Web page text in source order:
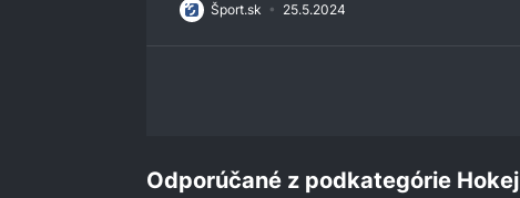
secondsVolume
Šport.sk • 25.5.2024
Odporúčané z podkategórie Hokej